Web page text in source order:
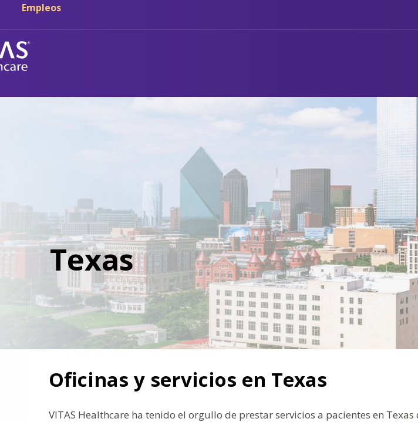
Empleos
Texas
Oficinas y servicios en Texas
VITAS Healthcare ha tenido el orgullo de prestar servicios a pacientes en